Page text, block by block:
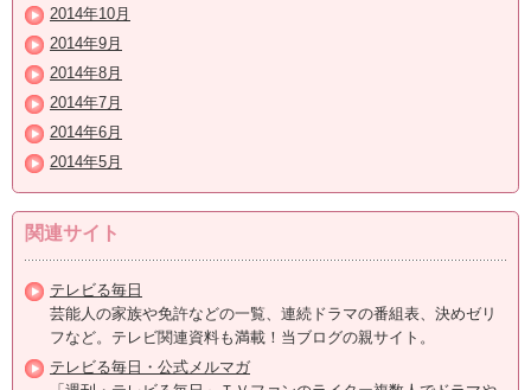
2014年10月
2014年9月
2014年8月
2014年7月
2014年6月
2014年5月
関連サイト
テレビる毎日
芸能人の家族や免許などの一覧、連続ドラマの番組表、決めゼリ
フなど。テレビ関連資料も満載！当ブログの親サイト。
テレビる毎日・公式メルマガ